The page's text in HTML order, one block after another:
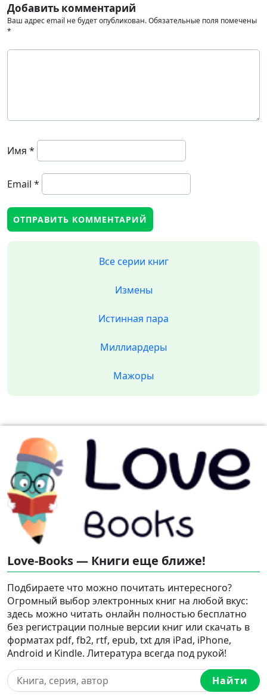
Добавить комментарий
Ваш адрес email не будет опубликован.Обязательные поля помечены
*
Имя *
Email *
Все серии книг
Измены
Истинная пара
Миллиардеры
Мажоры
Love-Books — Книги еще ближе!
Подбираете что можно почитать интересного?
Огромный выбор электронных книг на любой вкус:
здесь можно читать онлайн полностью бесплатно
без регистрации полные версии книг или скачать в
форматах pdf, fb2, rtf, epub, txt для iPad, iPhone,
Android и Kindle. Литература всегда под рукой!
Найти